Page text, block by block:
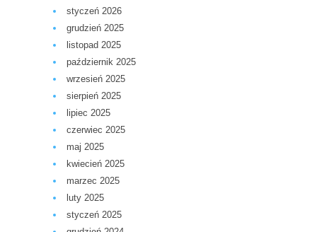
styczeń 2026
grudzień 2025
listopad 2025
październik 2025
wrzesień 2025
sierpień 2025
lipiec 2025
czerwiec 2025
maj 2025
kwiecień 2025
marzec 2025
luty 2025
styczeń 2025